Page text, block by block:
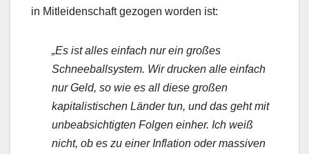
in Mitleidenschaft gezogen worden ist:
„Es ist alles einfach nur ein großes
Schneeballsystem. Wir drucken alle einfach
nur Geld, so wie es all diese großen
kapitalistischen Länder tun, und das geht mit
unbeabsichtigten Folgen einher. Ich weiß
nicht, ob es zu einer Inflation oder massiven